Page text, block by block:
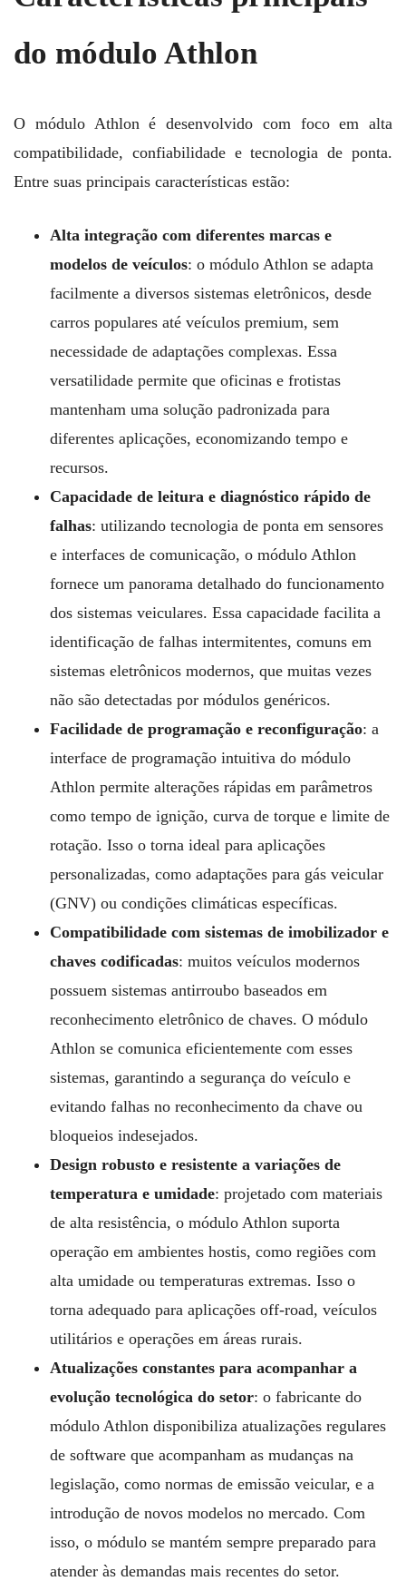
do módulo Athlon
O módulo Athlon é desenvolvido com foco em alta
compatibilidade, confiabilidade e tecnologia de ponta.
Entre suas principais características estão:
Alta integração com diferentes marcas e
modelos de veículos: o módulo Athlon se adapta
facilmente a diversos sistemas eletrônicos, desde
carros populares até veículos premium, sem
necessidade de adaptações complexas. Essa
versatilidade permite que oficinas e frotistas
mantenham uma solução padronizada para
diferentes aplicações, economizando tempo e
recursos.
Capacidade de leitura e diagnóstico rápido de
falhas: utilizando tecnologia de ponta em sensores
e interfaces de comunicação, o módulo Athlon
fornece um panorama detalhado do funcionamento
dos sistemas veiculares. Essa capacidade facilita a
identificação de falhas intermitentes, comuns em
sistemas eletrônicos modernos, que muitas vezes
não são detectadas por módulos genéricos.
Facilidade de programação e reconfiguração: a
interface de programação intuitiva do módulo
Athlon permite alterações rápidas em parâmetros
como tempo de ignição, curva de torque e limite de
rotação. Isso o torna ideal para aplicações
personalizadas, como adaptações para gás veicular
(GNV) ou condições climáticas específicas.
Compatibilidade com sistemas de imobilizador e
chaves codificadas: muitos veículos modernos
possuem sistemas antirroubo baseados em
reconhecimento eletrônico de chaves. O módulo
Athlon se comunica eficientemente com esses
sistemas, garantindo a segurança do veículo e
evitando falhas no reconhecimento da chave ou
bloqueios indesejados.
Design robusto e resistente a variações de
temperatura e umidade: projetado com materiais
de alta resistência, o módulo Athlon suporta
operação em ambientes hostis, como regiões com
alta umidade ou temperaturas extremas. Isso o
torna adequado para aplicações off-road, veículos
utilitários e operações em áreas rurais.
Atualizações constantes para acompanhar a
evolução tecnológica do setor: o fabricante do
módulo Athlon disponibiliza atualizações regulares
de software que acompanham as mudanças na
legislação, como normas de emissão veicular, e a
introdução de novos modelos no mercado. Com
isso, o módulo se mantém sempre preparado para
atender às demandas mais recentes do setor.